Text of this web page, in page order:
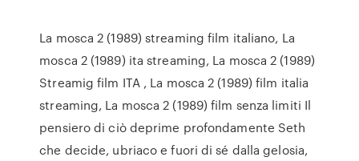
La mosca 2 (1989) streaming film italiano, La
mosca 2 (1989) ita streaming, La mosca 2 (1989)
Streamig film ITA , La mosca 2 (1989) film italia
streaming, La mosca 2 (1989) film senza limiti Il
pensiero di ciò deprime profondamente Seth
che decide, ubriaco e fuori di sé dalla gelosia,